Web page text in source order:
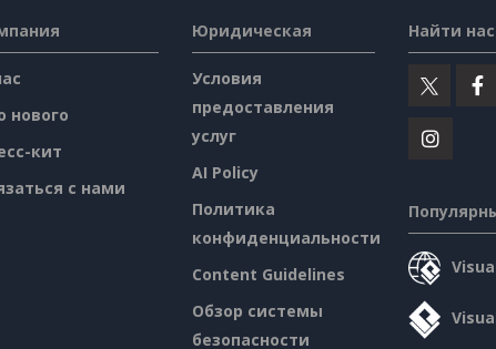
нового
кит
с нами
Юридическая
Условия
предоставления
услуг
AI Policy
Политика
конфиденциальности
Content Guidelines
Обзор системы
безопасности
Найти